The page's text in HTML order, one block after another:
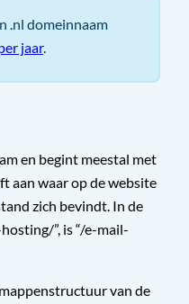
.nl domeinnaam
jaar.
en begint meestal met
aan waar op de website
zich bevindt. In de
”, is “/e-mail-
van de